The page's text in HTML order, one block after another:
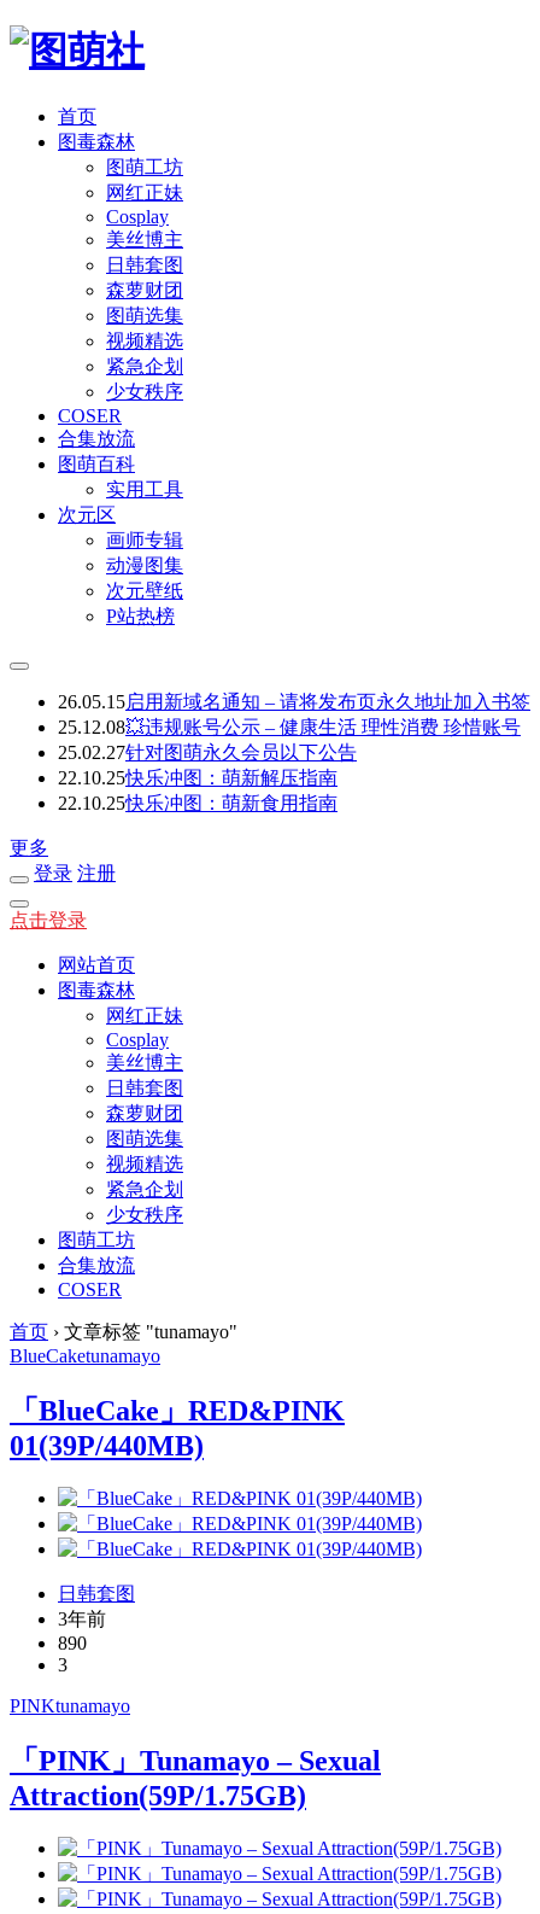
首页
图毒森林
图萌工坊
网红正妹
Cosplay
美丝博主
日韩套图
森萝财团
图萌选集
视频精选
紧急企划
少女秩序
COSER
合集放流
图萌百科
实用工具
次元区
画师专辑
动漫图集
次元壁纸
P站热榜
26.05.15启用新域名通知 – 请将发布页永久地址加入书签
25.12.08💥违规账号公示 – 健康生活 理性消费 珍惜账号
25.02.27针对图萌永久会员以下公告
22.10.25快乐冲图：萌新解压指南
22.10.25快乐冲图：萌新食用指南
更多
登录 注册
点击登录
网站首页
图毒森林
网红正妹
Cosplay
美丝博主
日韩套图
森萝财团
图萌选集
视频精选
紧急企划
少女秩序
图萌工坊
合集放流
COSER
首页 › 文章标签 "tunamayo"
BlueCaketunamayo
「BlueCake」RED&PINK
01(39P/440MB)
日韩套图
3年前
890
3
PINKtunamayo
「PINK」Tunamayo – Sexual
Attraction(59P/1.75GB)